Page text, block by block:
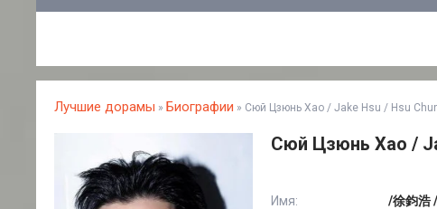
Лучшие дорамы » Биографии » Сюй Цзюнь Хао / Jake Hsu / Hsu
Сюй Цзюнь Хао /
Имя:
/徐鈞浩